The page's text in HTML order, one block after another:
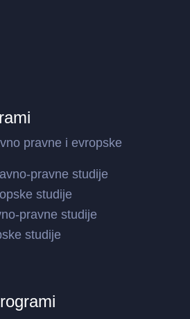
pravne i evropske
pravne studije
studije
pravne studije
studije